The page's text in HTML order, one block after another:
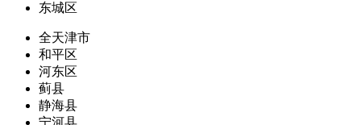
东城区
全天津市
和平区
河东区
蓟县
静海县
宁河县